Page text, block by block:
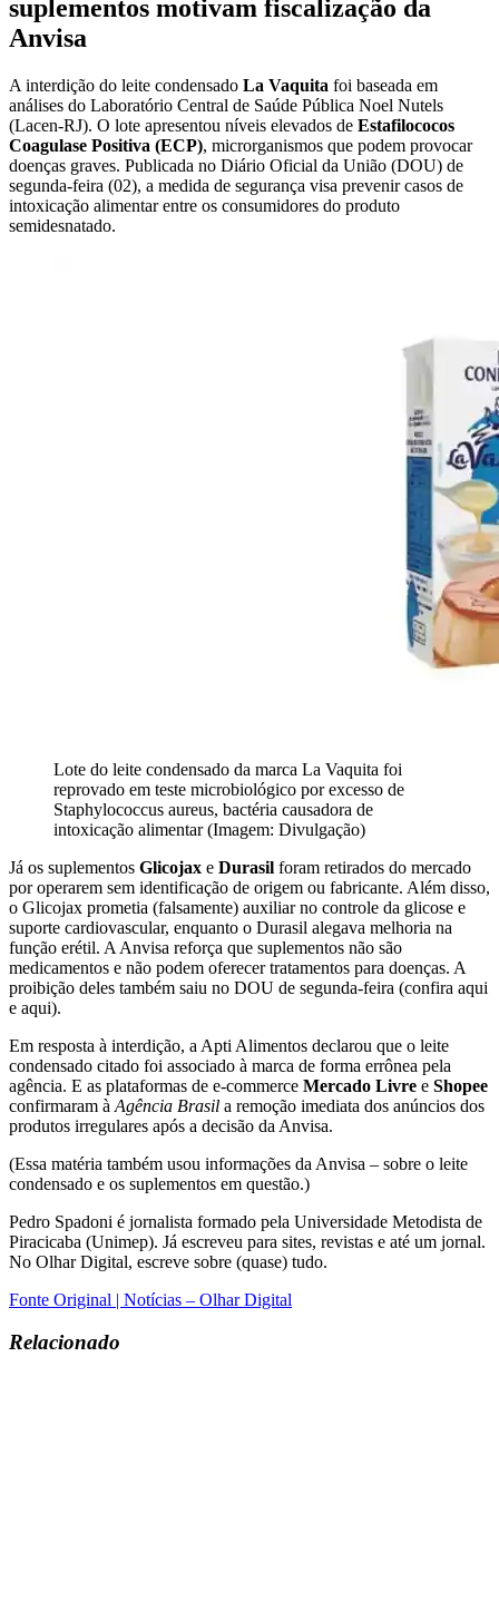
suplementos motivam fiscalização da
Anvisa
A interdição do leite condensado La Vaquita foi baseada em
análises do Laboratório Central de Saúde Pública Noel Nutels
(Lacen-RJ). O lote apresentou níveis elevados de Estafilococos
Coagulase Positiva (ECP), microrganismos que podem provocar
doenças graves. Publicada no Diário Oficial da União (DOU) de
segunda-feira (02), a medida de segurança visa prevenir casos de
intoxicação alimentar entre os consumidores do produto
semidesnatado.
Lote do leite condensado da marca La Vaquita foi
reprovado em teste microbiológico por excesso de
Staphylococcus aureus, bactéria causadora de
intoxicação alimentar (Imagem: Divulgação)
Já os suplementos Glicojax e Durasil foram retirados do mercado
por operarem sem identificação de origem ou fabricante. Além disso,
o Glicojax prometia (falsamente) auxiliar no controle da glicose e
suporte cardiovascular, enquanto o Durasil alegava melhoria na
função erétil. A Anvisa reforça que suplementos não são
medicamentos e não podem oferecer tratamentos para doenças. A
proibição deles também saiu no DOU de segunda-feira (confira aqui
e aqui).
Em resposta à interdição, a Apti Alimentos declarou que o leite
condensado citado foi associado à marca de forma errônea pela
agência. E as plataformas de e-commerce Mercado Livre e Shopee
confirmaram à Agência Brasil a remoção imediata dos anúncios dos
produtos irregulares após a decisão da Anvisa.
(Essa matéria também usou informações da Anvisa – sobre o leite
condensado e os suplementos em questão.)
Pedro Spadoni é jornalista formado pela Universidade Metodista de
Piracicaba (Unimep). Já escreveu para sites, revistas e até um jornal.
No Olhar Digital, escreve sobre (quase) tudo.
Fonte Original | Notícias – Olhar Digital
Relacionado